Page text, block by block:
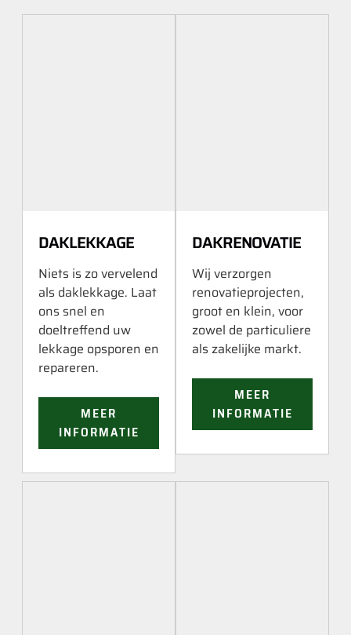
DAKLEKKAGE
Niets is zo vervelend
als daklekkage. Laat
ons snel en
doeltreffend uw
lekkage opsporen en
repareren.
MEER
INFORMATIE
DAKRENOVATIE
Wij verzorgen
renovatieprojecten,
groot en klein, voor
zowel de particuliere
als zakelijke markt.
MEER
INFORMATIE